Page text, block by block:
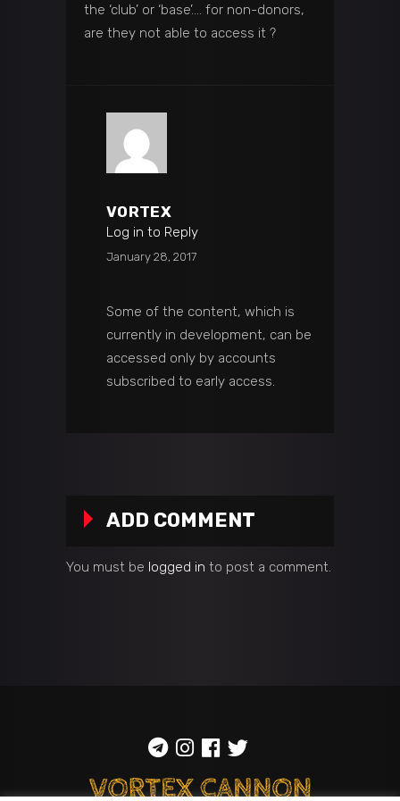
the ‘club’ or ‘base’…. for non-donors,
are they not able to access it ?
VORTEX
Log in to Reply
January 28, 2017
Some of the content, which is
currently in development, can be
accessed only by accounts
subscribed to early access.
ADD COMMENT
You must be logged in to post a comment.